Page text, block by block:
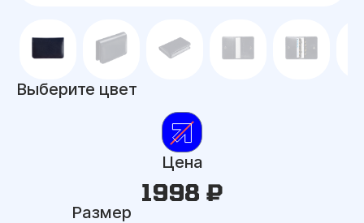
Выберите цвет
Цена
1998 ₽
Размер